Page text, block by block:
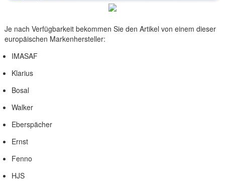
Je nach Verfügbarkeit bekommen Sie den Artikel von einem dieser
europäischen Markenhersteller:
IMASAF
Klarius
Bosal
Walker
Eberspächer
Ernst
Fenno
HJS